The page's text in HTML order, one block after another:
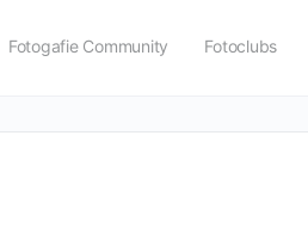
Fotogafie Community Fotoclubs